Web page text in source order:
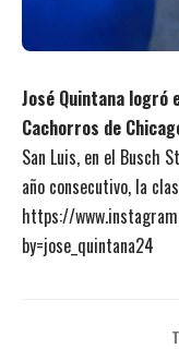
José Quintana
Cachorros de
San Luis, en el Busch
año consecutivo, la
https://
by=jose_quintana24